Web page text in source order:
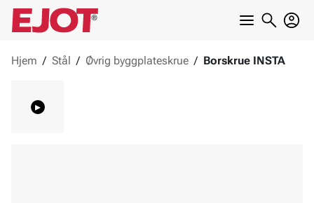
Hjem / Stål / Øvrig byggplateskrue / Borskrue INSTA
▸